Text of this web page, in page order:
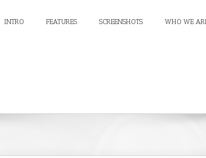
INTRO FEATURES SCREENSHOTS WHO WE